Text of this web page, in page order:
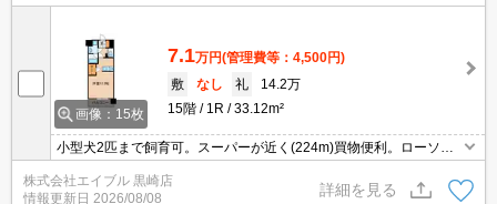
画像：15枚
7.1万円(管理費等：4,500円)
敷
なし 礼
14.2万
15階
1R 33.12m²
小型犬2匹まで飼育可。スーパーが近く(224m)買物便利。ローソン
50円/月。バイク置場月1,100円。
株式会社エイブル 黒崎店
情報更新日 2026/08/08
詳細を見る